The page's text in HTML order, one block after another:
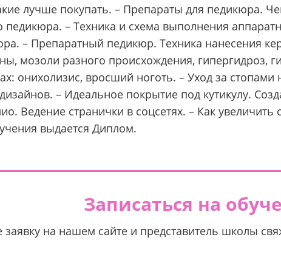
лучше покупать. – Препараты для педикюра.
педикюра. – Техника и схема выполнения
– Препаратный педикюр. Техника нанесения
мозоли разного происхождения, гипергидроз,
онихолизис, вросший ноготь. – Уход за
– Идеальное покрытие под кутикулу.
Ведение странички в соцсетях. – Как
выдается Диплом.
Записаться на
заявку на нашем сайте и представитель школы